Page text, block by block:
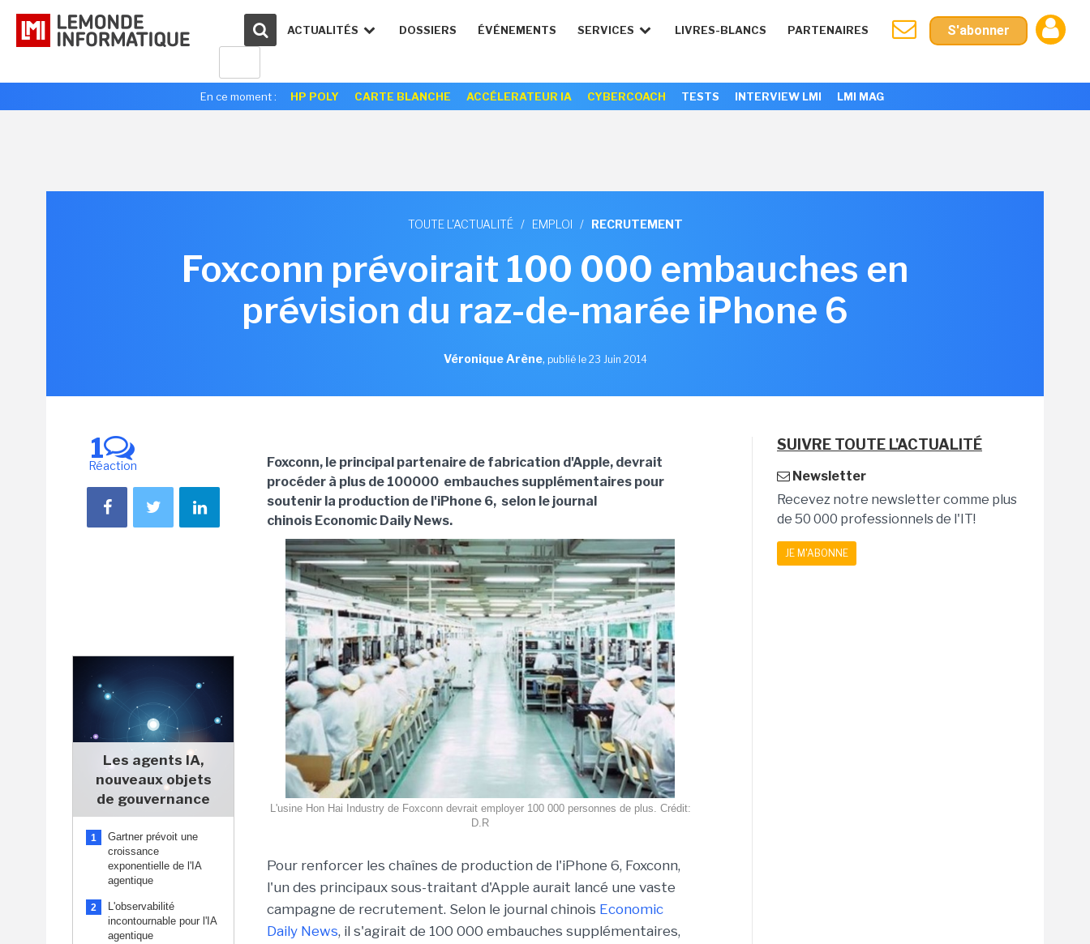
ACTUALITÉS DOSSIERS ÉVÉNEMENTS SERVICES LIVRES-BLANCS PARTENAIRES S'abonner
En ce moment : HP POLY CARTE BLANCHE ACCÉLERATEUR IA CYBERCOACH TESTS INTERVIEW LMI LMI MAG
TOUTE L'ACTUALITÉ / EMPLOI / RECRUTEMENT
Foxconn prévoirait 100 000 embauches en
prévision du raz-de-marée iPhone 6
Véronique Arène, publié le 23 Juin 2014
1
Réaction
Les agents IA,
nouveaux objets
de gouvernance
1
Gartner prévoit une
croissance
exponentielle de l'IA
agentique
2
L'observabilité
incontournable pour l'IA
agentique
Foxconn, le principal partenaire de fabrication d'Apple, devrait
procéder à plus de 100000 embauches supplémentaires pour
soutenir la production de l'iPhone 6, selon le journal
chinois Economic Daily News.
L'usine Hon Hai Industry de Foxconn devrait employer 100 000 personnes de plus. Crédit:
D.R
Pour renforcer les chaînes de production de l'iPhone 6, Foxconn,
l'un des principaux sous-traitant d'Apple aurait lancé une vaste
campagne de recrutement. Selon le journal chinois Economic
Daily News, il s'agirait de 100 000 embauches supplémentaires,
SUIVRE TOUTE L'ACTUALITÉ
Newsletter
Recevez notre newsletter comme plus
de 50 000 professionnels de l'IT!
JE M'ABONNE